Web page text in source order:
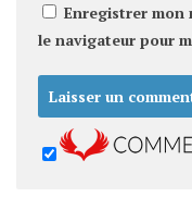
Enregistrer mon
le navigateur pour